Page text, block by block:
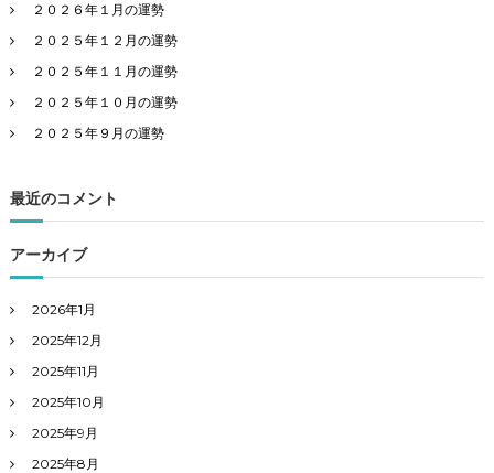
２０２６年１月の運勢
２０２５年１２月の運勢
２０２５年１１月の運勢
２０２５年１０月の運勢
２０２５年９月の運勢
最近のコメント
アーカイブ
2026年1月
2025年12月
2025年11月
2025年10月
2025年9月
2025年8月